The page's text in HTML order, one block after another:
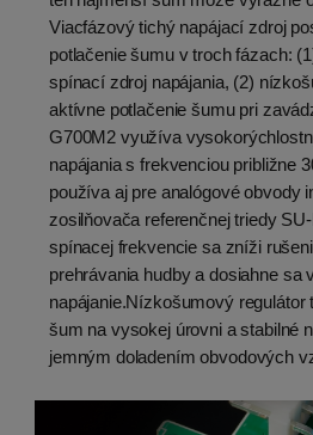
Viacfázový tichý napájací zdroj
potlačenie šumu v troch fázach:
spínací zdroj napájania, (2)
aktívne potlačenie šumu pri
G700M2 využíva
napájania s frekvenciou približne
používa aj pre analógové obvody
zosilňovača referenčnej triedy
spínacej frekvencie sa zníži
prehrávania hudby a dosiahne sa
napájanie.Nízkošumový
šum na vysokej úrovni a stabilné
jemným doladením obvodových